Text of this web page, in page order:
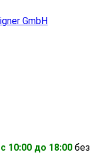
GmbH
с 10:00 до 18:00 без